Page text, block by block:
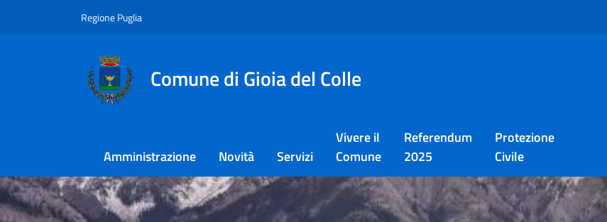
Regione Puglia
Comune di Gioia del Colle
Amministrazione Novità Servizi
Vivere il
Comune
Referendum
2025
Protezione
Civile